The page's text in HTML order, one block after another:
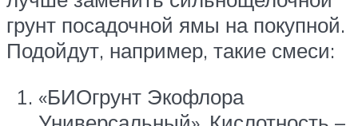
грунт посадочной ямы на покупной.
Подойдут, например, такие смеси:
«БИОгрунт Экофлора